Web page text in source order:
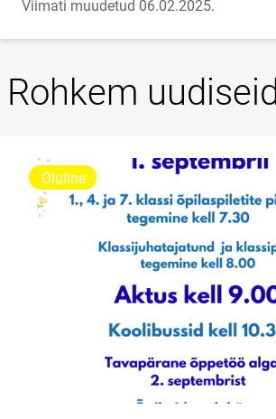
Viimati muudetud 06.02.2025.
Rohkem uudiseid
Oluline